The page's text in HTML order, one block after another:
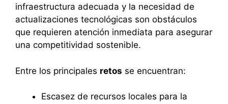
infraestructura adecuada y la necesidad de
actualizaciones tecnológicas son obstáculos
que requieren atención inmediata para asegurar
una competitividad sostenible.
Entre los principales retos se encuentran:
Escasez de recursos locales para la